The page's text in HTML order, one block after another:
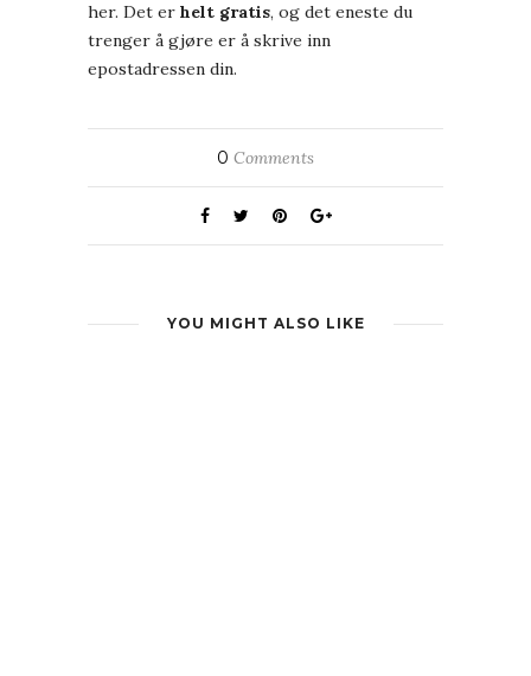
her. Det er helt gratis, og det eneste du
trenger å gjøre er å skrive inn
epostadressen din.
0 Comments
YOU MIGHT ALSO LIKE